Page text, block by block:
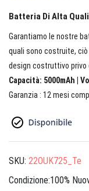
Batteria Di Alta
Garantiamo le nostre
quali sono costruite, ciò
design costruttivo privo
Capacità: 5000mAh |
Garanzia : 12 mesi
SKU: 22OUK725_Te
Condizione:100%